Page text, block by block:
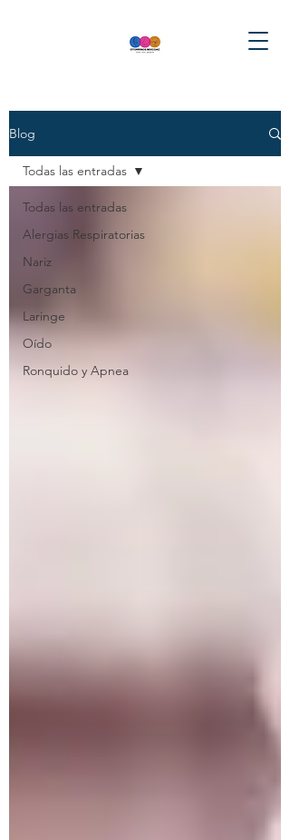
Blog
Todas las entradas
Alergias Respiratorias
Nariz
Garganta
Laringe
Oído
Ronquido y Apnea
Todas las entradas